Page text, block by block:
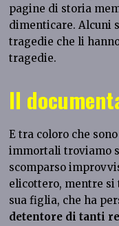
pagine di storia
dimenticare. Alcuni
tragedie che li
tragedie.
Il
E tra coloro che
immortali troviamo
scomparso
elicottero, mentre si
sua figlia, che ha
detentore di tanti